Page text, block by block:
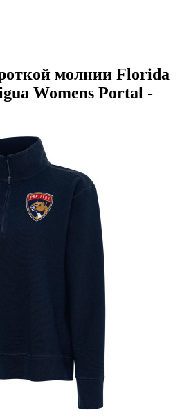
молнии Florida
Womens Portal -